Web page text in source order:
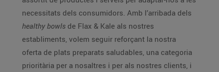
necessitats dels consumidors. Amb l’arribada dels
healthy bowls de Flax & Kale als nostres
establiments, volem seguir reforçant la nostra
oferta de plats preparats saludables, una categoria
prioritària per a nosaltres i per als nostres clients, i